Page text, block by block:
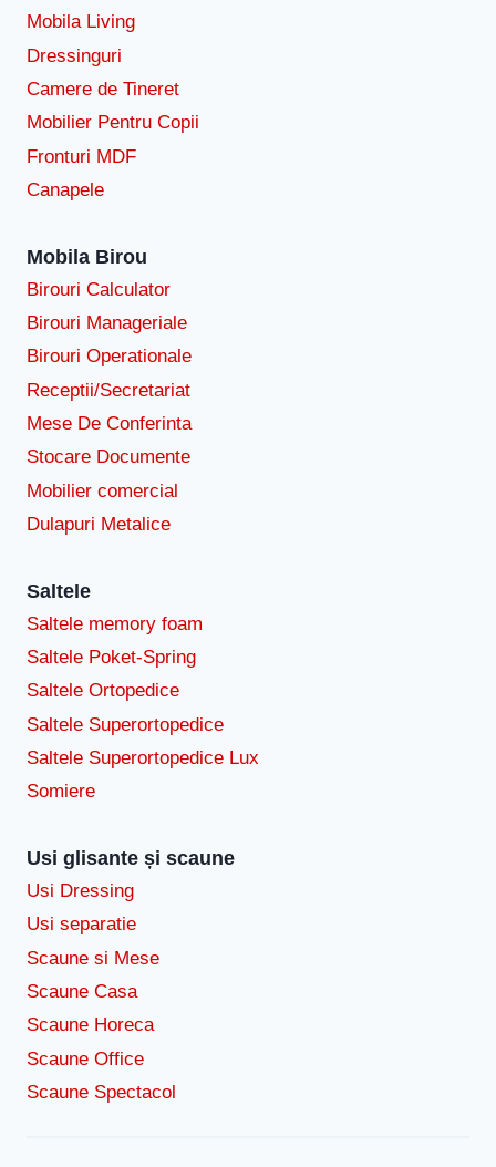
Mobila Living
Dressinguri
Camere de Tineret
Mobilier Pentru Copii
Fronturi MDF
Canapele
Mobila Birou
Birouri Calculator
Birouri Manageriale
Birouri Operationale
Receptii/Secretariat
Mese De Conferinta
Stocare Documente
Mobilier comercial
Dulapuri Metalice
Saltele
Saltele memory foam
Saltele Poket-Spring
Saltele Ortopedice
Saltele Superortopedice
Saltele Superortopedice Lux
Somiere
Usi glisante și scaune
Usi Dressing
Usi separatie
Scaune si Mese
Scaune Casa
Scaune Horeca
Scaune Office
Scaune Spectacol